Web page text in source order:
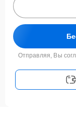
Отправляя, Вы